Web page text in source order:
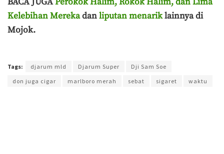
Kelebihan Merekadanliputan menariklainnya di
Mojok.
Tags: djarum mld Djarum Super
Dji Sam Soe
don juga cigar
marlboro merah sebat sigaret waktu